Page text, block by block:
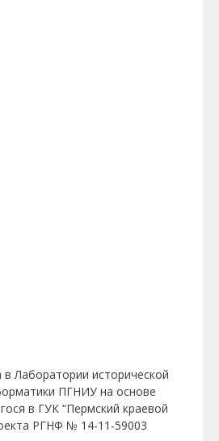
в Лаборатории исторической
ПГНИУ на основе
в ГУК “Пермский краевой
РГНФ № 14-11-59003